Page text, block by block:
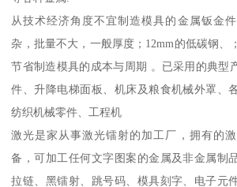
从技术经济角度不宜制造模具的金属钣金
杂，批量不大，一般厚度；12mm的低碳钢、
节省制造模具的成本与周期 。已采用的典型
件、升降电梯面板、机床及粮食机械外罩、
纺织机械零件、工程机
激光是家从事激光镭射的加工厂，拥有的
备，可加工任何文字图案的金属及非金属制
拉链、黑镭射、跳号码、模具刻字、电子元